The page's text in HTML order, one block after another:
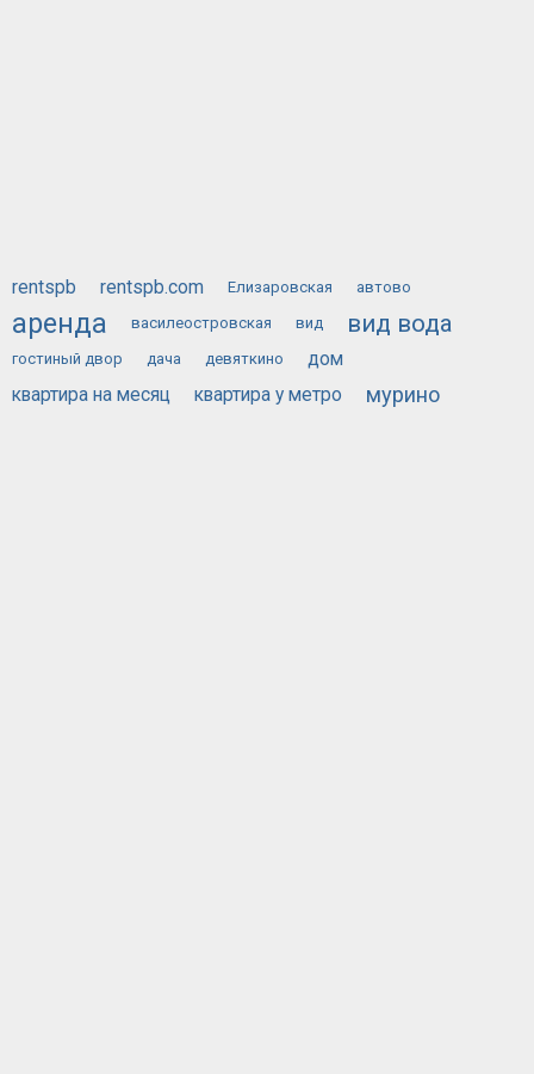
rentspb rentspb.com Елизаровская автово
аренда василеостровская вид вид вода
гостиный двор дача девяткино
дом
квартира на месяц
квартира у метро мурино